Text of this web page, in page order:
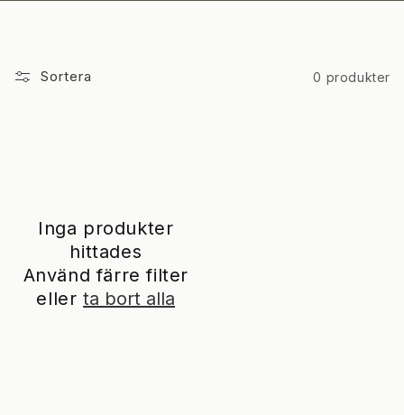
Sortera 0 produkter
Inga produkter
hittades
Använd färre filter
ellerta bort alla